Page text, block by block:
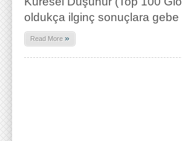
oldukça ilginç sonuçlara gebe
Read More »